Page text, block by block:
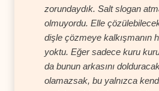
zorundaydık. Salt slogan
olmuyordu. Elle
dişle çözmeye kalkışmanın
yoktu. Eğer sadece kuru
da bunun arkasını
olamazsak, bu yalnızca kendi